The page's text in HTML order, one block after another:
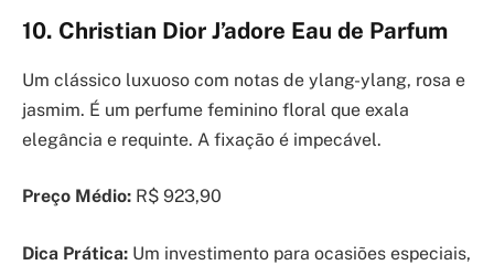
10. Christian Dior J’adore Eau de Parfum
Um clássico luxuoso com notas de ylang-ylang, rosa e
jasmim. É um perfume feminino floral que exala
elegância e requinte. A fixação é impecável.
Preço Médio: R$ 923,90
Dica Prática: Um investimento para ocasiões especiais,